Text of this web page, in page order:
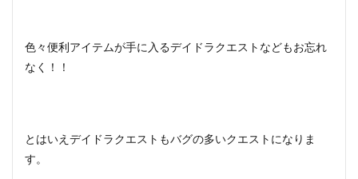
色々便利アイテムが手に入るデイドラクエストなどもお忘れ
なく！！
とはいえデイドラクエストもバグの多いクエストになりま
す。